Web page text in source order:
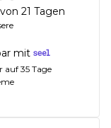
21 Tagen
mit
auf 35 Tage